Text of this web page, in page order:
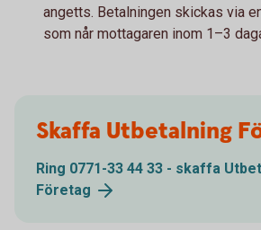
angetts. Betalningen skickas via
som når mottagaren inom 1–3
Skaffa Utbetalning
Ring 0771-33 44 33 - skaffa
Företag